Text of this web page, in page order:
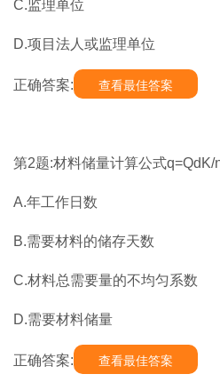
C.监理单位
D.项目法人或监理单位
正确答案: 查看最佳答案
第2题:材料储量计算公式q=QdK/
A.年工作日数
B.需要材料的储存天数
C.材料总需要量的不均匀系数
D.需要材料储量
正确答案: 查看最佳答案